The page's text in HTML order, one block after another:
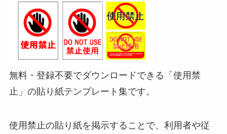
無料・登録不要でダウンロードできる「使用禁
止」の貼り紙テンプレート集です。
使用禁止の貼り紙を掲示することで、利用者や従